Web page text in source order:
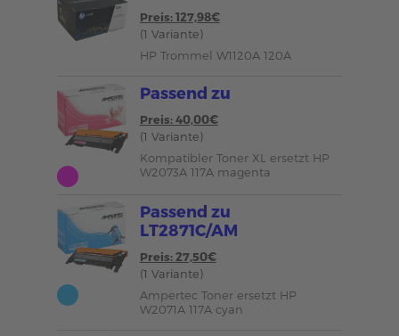
Preis: 127,98€
(1 Variante)
HP Trommel W1120A 120A
Passend zu
Preis: 40,00€
(1 Variante)
Kompatibler Toner XL ersetzt HP
W2073A 117A magenta
Passend zu
LT2871C/AM
Preis: 27,50€
(1 Variante)
Ampertec Toner ersetzt HP
W2071A 117A cyan